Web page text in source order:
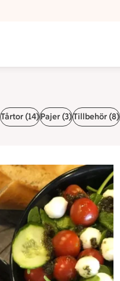
Tårtor (14)Pajer (3)Tillbehör (8)